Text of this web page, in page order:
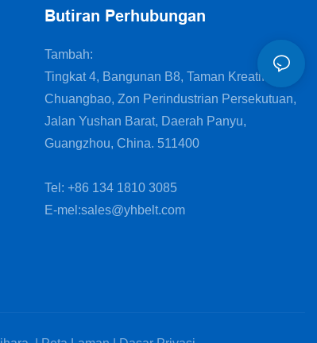
Butiran Perhubungan
Tambah:
Tingkat 4, Bangunan B8, Taman Kreatif
Chuangbao, Zon Perindustrian Persekutuan,
Jalan Yushan Barat, Daerah Panyu,
Guangzhou, China. 511400
Tel: +86 134 1810 3085
E-mel:sales@yhbelt.com